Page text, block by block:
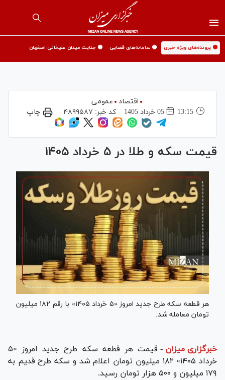
🟡 پرونده‌های ویژه خبری 🟡 سامانه‌های قضایی 🟡 جنایت میدان علیخانی اصفهان
اقتصاد
عمومی
13:15
05 خرداد 1405 کد خبر: ۴۸۹۹۵۸۷ چاپ
قیمت سکه و طلا در ۵ خرداد ۱۴۰۵
هر قطعه سکه طرح جدید امروز «۵ خرداد ۱۴۰۵» با رقم ۱۸۲ میلیون
تومان معامله شد.
خبرگزاری میزان -
قیمت هر قطعه سکه طرح جدید امروز «۵
خرداد ۱۴۰۵» ۱۸۲ میلیون تومان اعلام شد و سکه طرح قدیم به
۱۷۹ میلیون و ۵۰۰ هزار تومان رسید.